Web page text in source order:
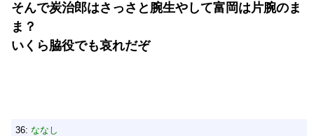
そんで炭治郎はさっさと腕生やして富岡は片腕のま
ま？
いくら脇役でも哀れだぞ
36: ななし